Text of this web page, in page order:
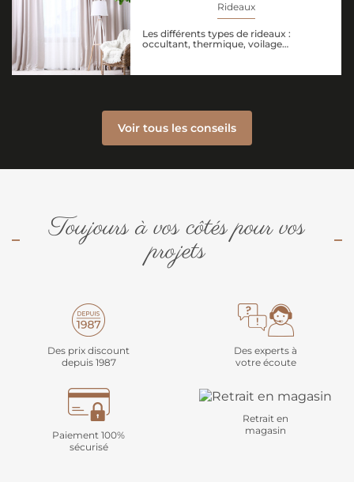
Rideaux
Les différents types de rideaux :
occultant, thermique, voilage…
Voir tous les conseils
Toujours à vos côtés pour vos
projets
Des prix discount
depuis 1987
Des experts à
votre écoute
Paiement 100%
sécurisé
Retrait en
magasin